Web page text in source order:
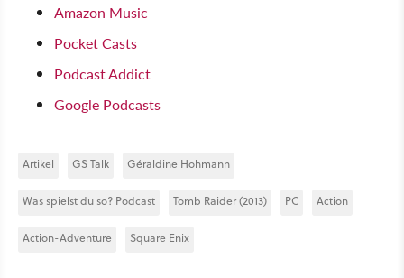
Amazon Music
Pocket Casts
Podcast Addict
Google Podcasts
Artikel GS Talk Géraldine Hohmann
Was spielst du so? Podcast Tomb Raider (2013) PC Action
Action-Adventure Square Enix